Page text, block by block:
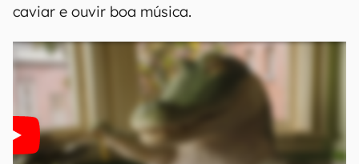
caviar e ouvir boa música.